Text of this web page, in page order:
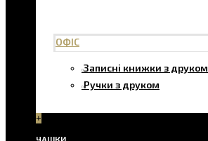
ОФІС
Записні книжки з друком
Ручки з друком
+
ЧАШКИ